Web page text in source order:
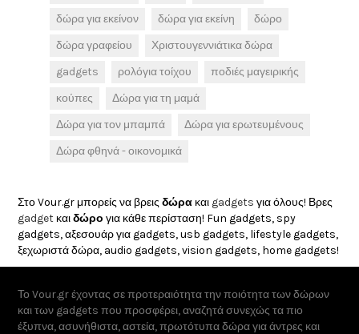
δώρα για εκείνον
δώρα για εκείνη
δώρο
δώρα γραφείου
Χριστουγεννιάτικα δώρα
gadgets
ρολόγια τοίχου
ποδιές μαγειρικής
κούπες
Δώρα για τη μαμά
Δώρα για τον μπαμπά
Δώρα για ερωτευμένους
Δώρα φθηνά - οικονομικά
Στο Vour.gr μπορείς να βρεις δώρακαι gadgets για όλους! Βρες
gadgetκαιδώρο για κάθε περίσταση! Fun gadgets, spy
gadgets, αξεσουάρ για gadgets, usb gadgets, lifestyle gadgets,
ξεχωριστά δώρα, audio gadgets, vision gadgets, home gadgets!
Το Vour.gr έχοντας σε προτεραιότητα την ποιότητα των δώρων
και των gadgets που προσφέρει, αναζητά συνεχώς τα πιο
έξυπνα, ασυνήθιστα, αστεία, πρωτότυπα δώρα για άντρες και